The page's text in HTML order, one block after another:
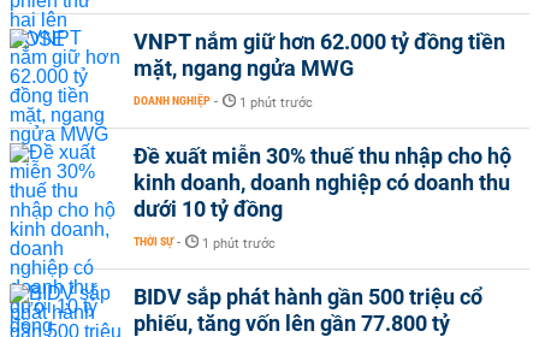
VNPT nắm giữ hơn 62.000 tỷ đồng tiền
mặt, ngang ngửa MWG
DOANH NGHIỆP - 1 phút trước
Đề xuất miễn 30% thuế thu nhập cho hộ
kinh doanh, doanh nghiệp có doanh thu
dưới 10 tỷ đồng
THỜI SỰ - 1 phút trước
BIDV sắp phát hành gần 500 triệu cổ
phiếu, tăng vốn lên gần 77.800 tỷ